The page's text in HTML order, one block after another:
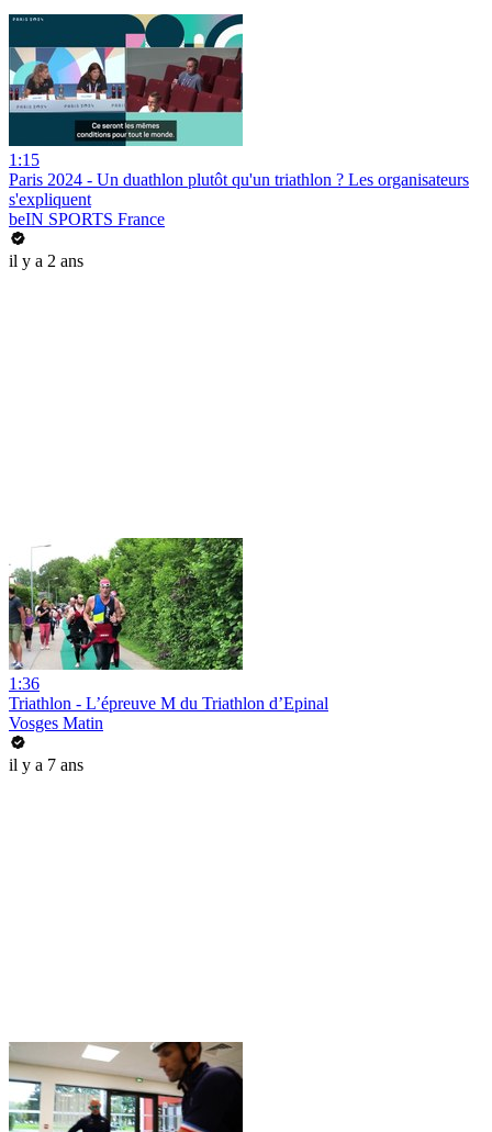
1:15
Paris 2024 - Un duathlon plutôt qu'un triathlon ? Les organisateurs
s'expliquent
beIN SPORTS France
il y a 2 ans
1:36
Triathlon - L’épreuve M du Triathlon d’Epinal
Vosges Matin
il y a 7 ans